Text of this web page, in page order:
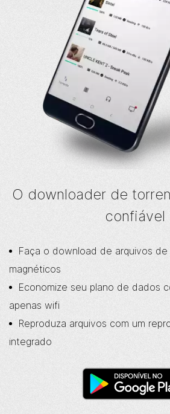
O downloader de
confiável
Faça o download de arquivos
magnéticos
Economize seu plano de dados
apenas wifi
Reproduza arquivos com um
integrado